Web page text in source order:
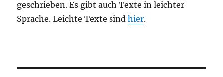
geschrieben. Es gibt auch Texte in leichter
Sprache. Leichte Texte sindhier.